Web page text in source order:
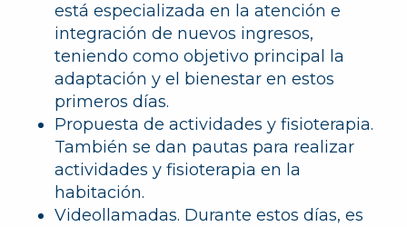
está especializada en la atención e
integración de nuevos ingresos,
teniendo como objetivo principal la
adaptación y el bienestar en estos
primeros días.
Propuesta de actividades y fisioterapia.
También se dan pautas para realizar
actividades y fisioterapia en la
habitación.
Videollamadas. Durante estos días, es